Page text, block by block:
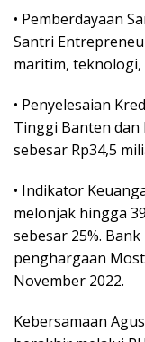
• Pemberdayaan
Santri
maritim, teknologi,
• Penyelesaian
Tinggi Banten
sebesar Rp34,5
• Indikator
melonjak hingga
sebesar 25%.
penghargaan
November 2022.
Kebersamaan